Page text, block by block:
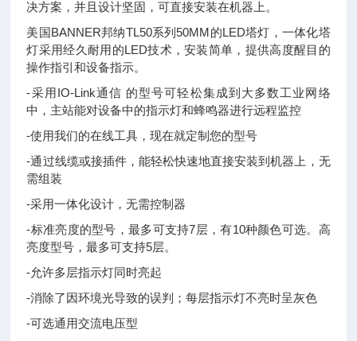
决方案，并且设计坚固，可直接安装在机器上。
美国BANNER邦纳TL50系列50MM的LED塔灯，一体化塔
灯采用经久耐用的LED技术，安装简单，提供高度醒目的
操作指引和设备指示。
-采用IO-Link通信 的型号可轻松集成到大多数工业网络
中，主站能对设备中的指示灯和蜂鸣器进行远程监控
-使用我们的在线工具，现在就定制您的型号
-通过线缆或接插件，能轻松快速地直接安装到机器上，无
需组装
-采用一体化设计，无需控制器
-标准亮度的型号，最多可支持7层，有10种颜色可选。高
亮度型号，最多可支持5层。
-允许多层指示灯同时亮起
-消除了因环境光导致的误判；每层指示灯不亮时呈灰色
-可选通用交流电压型